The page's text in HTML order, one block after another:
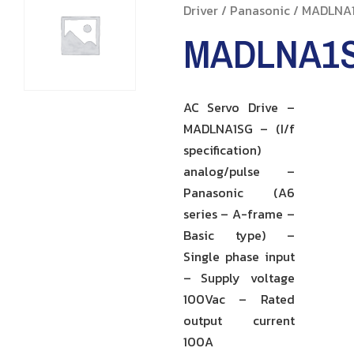
Driver/ Panasonic/
AC Servo Drive –
MADLNA1SG – (I/f
specification)
analog/pulse –
Panasonic (A6
series – A-frame –
Basic type) –
Single phase input
– Supply voltage
100Vac – Rated
output current
100A